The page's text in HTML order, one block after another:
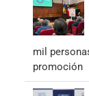
mil
promoción